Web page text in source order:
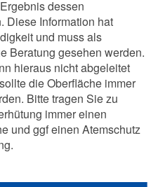
dessen
Diese Information hat
und muss als
Beratung gesehen werden.
hieraus nicht abgeleitet
die Oberfläche immer
Bitte tragen Sie zu
immer einen
und ggf einen Atemschutz